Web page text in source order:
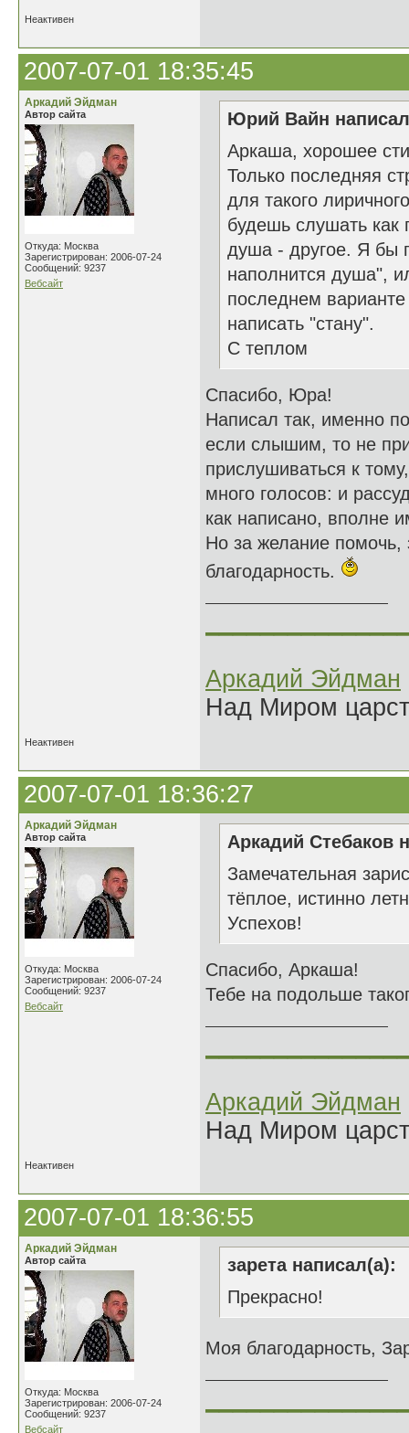
Неактивен
2007-07-01 18:35:45
Аркадий Эйдман
Автор сайта
Откуда: Москва
Зарегистрирован: 2006-07-24
Сообщений: 9237
Вебсайт
Юрий Вайн
Аркаша, хорошее
Только последняя
для такого
будешь слушать как
душа - другое. Я бы
наполнится душа",
последнем
написать "стану".
С теплом
Спасибо, Юра!
Написал так, именно
если слышим, то не
прислушиваться к
много голосов: и
как написано, вполне
Но за желание помочь,
благодарность.
Аркадий Эйдман
Над Миром
Неактивен
2007-07-01 18:36:27
Аркадий Эйдман
Автор сайта
Откуда: Москва
Зарегистрирован: 2006-07-24
Сообщений: 9237
Вебсайт
Аркадий Стебаков
Замечательная
тёплое, истинно
Успехов!
Спасибо, Аркаша!
Тебе на подольше
Аркадий Эйдман
Над Миром
Неактивен
2007-07-01 18:36:55
Аркадий Эйдман
Автор сайта
Откуда: Москва
Зарегистрирован: 2006-07-24
Сообщений: 9237
Вебсайт
зарета написал(а):
Прекрасно!
Моя благодарность,